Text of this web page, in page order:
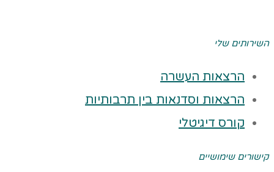
השירותים שלי
הרצאות העשרה
הרצאות וסדנאות בין תרבותיות
קורס דיגיטלי
קישורים שימושיים